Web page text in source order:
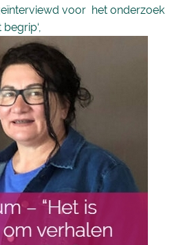
voor het onderzoek